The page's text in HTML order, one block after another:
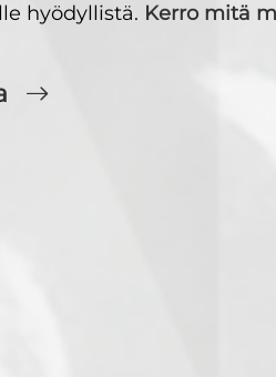
hyödyllistä. Kerro mitä